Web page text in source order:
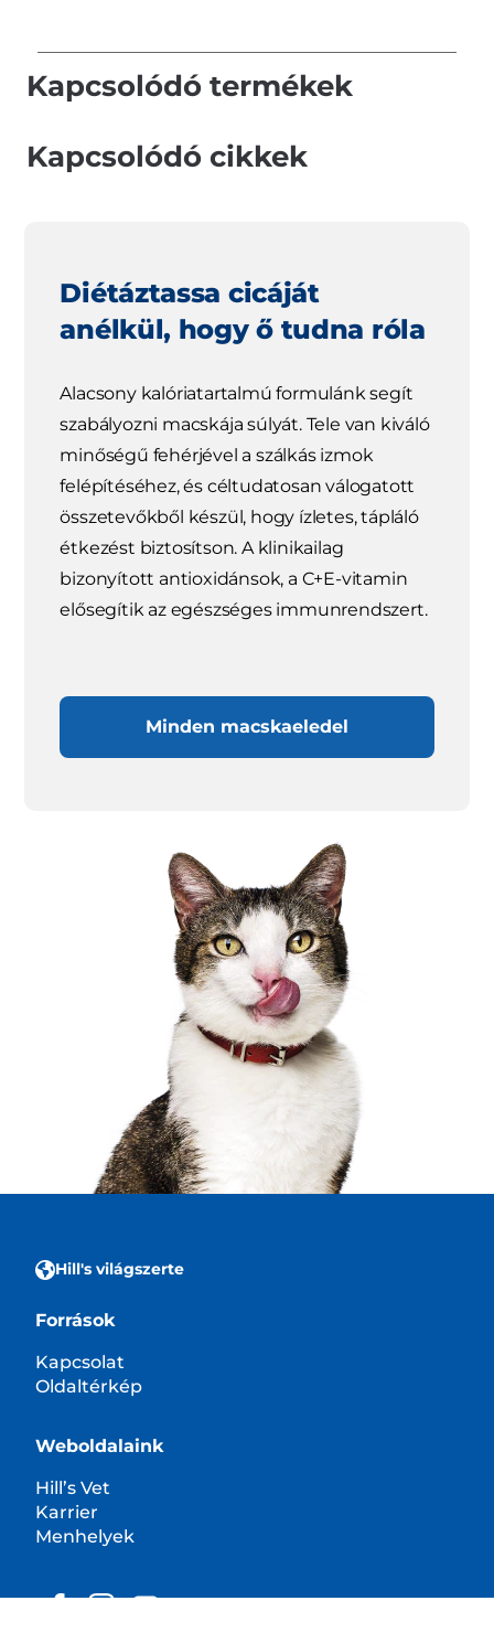
Kapcsolódó termékek
Kapcsolódó cikkek
Diétáztassa cicáját
anélkül, hogy ő tudna róla
Alacsony kalóriatartalmú formulánk segít
szabályozni macskája súlyát. Tele van kiváló
minőségű fehérjével a szálkás izmok
felépítéséhez, és céltudatosan válogatott
összetevőkből készül, hogy ízletes, tápláló
étkezést biztosítson. A klinikailag
bizonyított antioxidánsok, a C+E-vitamin
elősegítik az egészséges immunrendszert.
Minden macskaeledel
Hill's világszerte
Források
Kapcsolat
Oldaltérkép
Weboldalaink
Hill’s Vet
Karrier
Menhelyek